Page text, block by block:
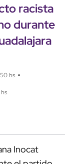
racista
durante
hs
Inocat